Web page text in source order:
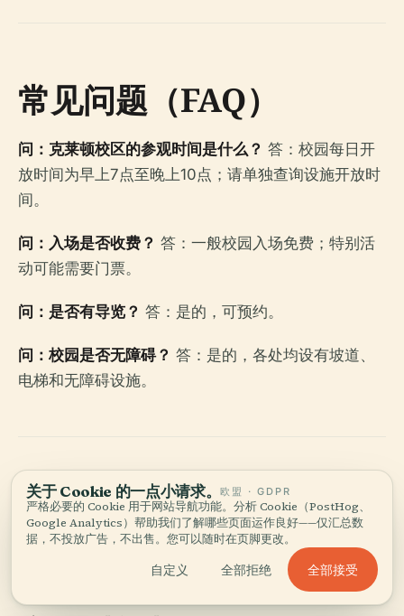
常见问题（FAQ）
问：克莱顿校区的参观时间是什么？ 答：校园每日开
放时间为早上7点至晚上10点；请单独查询设施开放时
间。
问：入场是否收费？ 答：一般校园入场免费；特别活
动可能需要门票。
问：是否有导览？ 答：是的，可预约。
问：校园是否无障碍？ 答：是的，各处均设有坡道、
电梯和无障碍设施。
蒙纳士大学参观时间与访
客信息：探索克莱顿校区
关于 Cookie 的一点小请求。欧盟 · GDPR
严格必要的 Cookie 用于网站导航功能。分析 Cookie（PostHog、
Google Analytics）帮助我们了解哪些页面运作良好——仅汇总数
据，不投放广告，不出售。您可以随时在页脚更改。
自定义 全部拒绝 全部接受